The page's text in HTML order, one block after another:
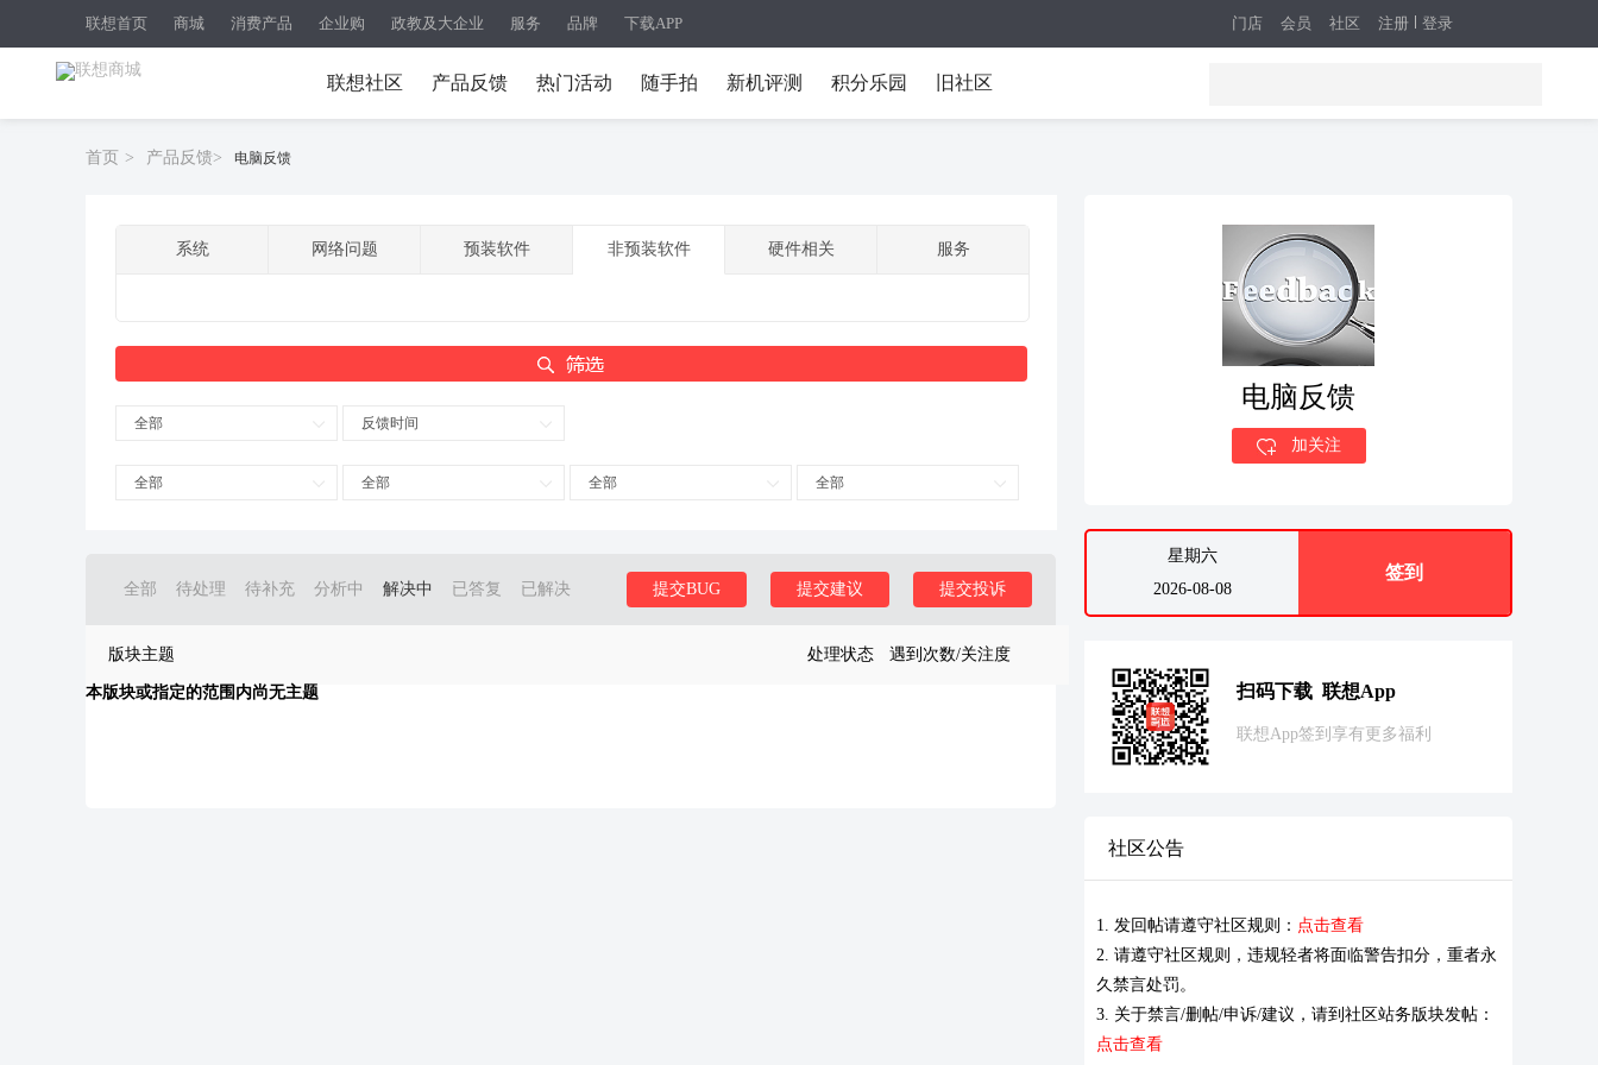
联想首页 商城 消费产品 企业购 政教及大企业 服务 品牌 下载APP 注册 登录
门店 会员 社区
联想社区 产品反馈 热门活动 随手拍 新机评测 积分乐园 旧社区
首页 > 产品反馈> 电脑反馈
系统 网络问题 预装软件 非预装软件 硬件相关 服务
全部 反馈时间
全部 全部 全部 全部
全部 待处理 待补充 分析中 解决中 已答复 已解决 提交投诉
提交建议
提交BUG
版块主题 处理状态 遇到次数/关注度
本版块或指定的范围内尚无主题
电脑反馈
加关注
星期六
2026-08-08
签到
扫码下载 联想App
联想App签到享有更多福利
社区公告
1. 发回帖请遵守社区规则： 点击查看
2. 请遵守社区规则，违规轻者将面临警告扣分，重者永
久禁言处罚。
3. 关于禁言/删帖/申诉/建议，请到社区站务版块发帖：
点击查看